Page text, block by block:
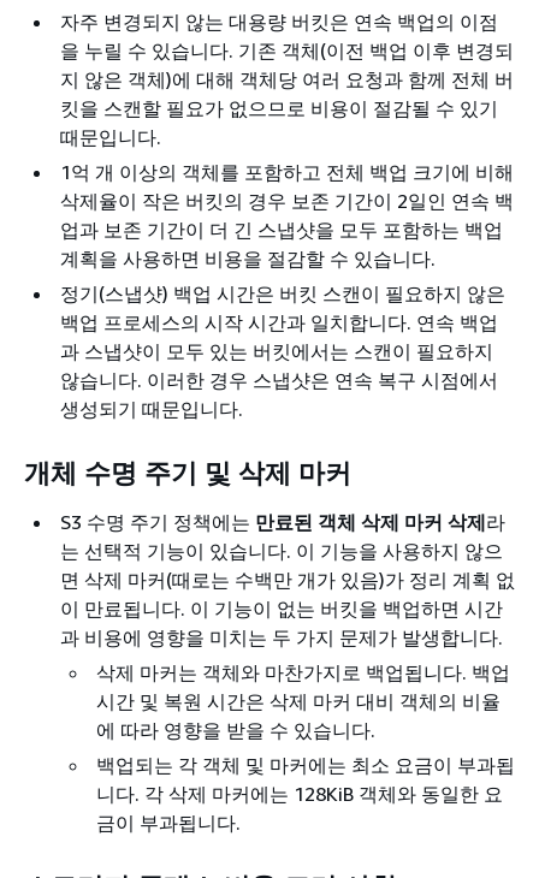
자주 변경되지 않는 대용량 버킷은 연속 백업의 이점
을 누릴 수 있습니다. 기존 객체(이전 백업 이후 변경되
지 않은 객체)에 대해 객체당 여러 요청과 함께 전체 버
킷을 스캔할 필요가 없으므로 비용이 절감될 수 있기
때문입니다.
1억 개 이상의 객체를 포함하고 전체 백업 크기에 비해
삭제율이 작은 버킷의 경우 보존 기간이 2일인 연속 백
업과 보존 기간이 더 긴 스냅샷을 모두 포함하는 백업
계획을 사용하면 비용을 절감할 수 있습니다.
정기(스냅샷) 백업 시간은 버킷 스캔이 필요하지 않은
백업 프로세스의 시작 시간과 일치합니다. 연속 백업
과 스냅샷이 모두 있는 버킷에서는 스캔이 필요하지
않습니다. 이러한 경우 스냅샷은 연속 복구 시점에서
생성되기 때문입니다.
개체 수명 주기 및 삭제 마커
S3 수명 주기 정책에는 만료된 객체 삭제 마커 삭제라
는 선택적 기능이 있습니다. 이 기능을 사용하지 않으
면 삭제 마커(때로는 수백만 개가 있음)가 정리 계획 없
이 만료됩니다. 이 기능이 없는 버킷을 백업하면 시간
과 비용에 영향을 미치는 두 가지 문제가 발생합니다.
삭제 마커는 객체와 마찬가지로 백업됩니다. 백업
시간 및 복원 시간은 삭제 마커 대비 객체의 비율
에 따라 영향을 받을 수 있습니다.
백업되는 각 객체 및 마커에는 최소 요금이 부과됩
니다. 각 삭제 마커에는 128KiB 객체와 동일한 요
금이 부과됩니다.